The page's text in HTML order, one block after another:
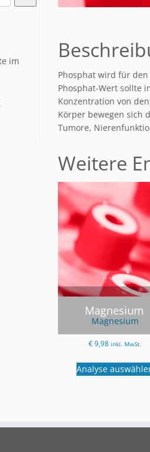
im
Phosphat wird für
Phosphat-Wert sollte
Konzentration von
Körper bewegen sich
Tumore,
Weitere
Magnesium
Magnesium
€9,98 inkl. MwSt.
Analyse